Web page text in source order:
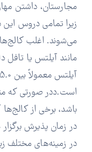
مجارستان، داشتن
زیرا تمامی دروس این
می‌شوند. اغلب کالج‌ها
مانند آیلتس یا تافل
است.ددر صورتی که
باشد، برخی از
در زمان پذیرش
در زمینه‌های مختلف